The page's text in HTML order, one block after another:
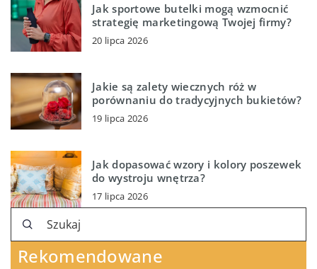
Jak sportowe butelki mogą wzmocnić
strategię marketingową Twojej firmy?
20 lipca 2026
Jakie są zalety wiecznych róż w
porównaniu do tradycyjnych bukietów?
19 lipca 2026
Jak dopasować wzory i kolory poszewek
do wystroju wnętrza?
17 lipca 2026
Rekomendowane